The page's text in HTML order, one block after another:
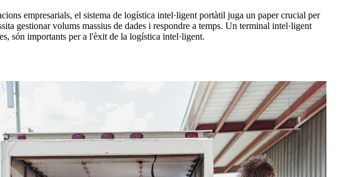
empresarials, el sistema de logística intel·ligent portàtil juga un paper crucial per
gestionar volums massius de dades i respondre a temps. Un terminal intel·ligent
són importants per a l'èxit de la logística intel·ligent.